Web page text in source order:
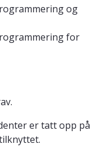
og
for
er tatt opp på